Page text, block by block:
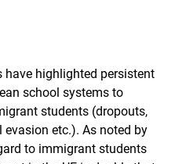
have highlighted persistent
school systems to
students (dropouts,
evasion etc.). As noted by
to immigrant students